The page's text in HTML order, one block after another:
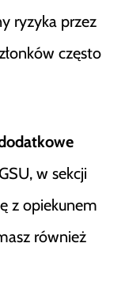
ryzyka przez
często
w sekcji
z opiekunem
również